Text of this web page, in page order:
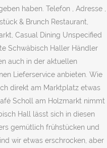
haben. Telefon , Adresse ,
& Brunch Restaurant,
Casual Dining Unspecified
Schwäbisch Haller Händler
auch in der aktuellen
Lieferservice anbieten. Wie
direkt am Marktplatz etwas
Scholl am Holzmarkt nimmt
Hall lässt sich in diesen
gemütlich frühstücken und
wir etwas erschrocken, aber